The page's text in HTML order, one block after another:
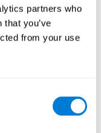
partners who
you’ve
from your use
entdeckst,
Lebensmittelgeschäft
brauchst, oder
einen anderen Weg